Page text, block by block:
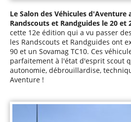
Le Salon des Véhicules d'Aventure
Randscouts et Randguides le 20 et
cette 12e édition qui a vu passer
les Randscouts et Randguides ont
90 et un Sovamag TC10. Ces
parfaitement à l'état d'esprit scout
autonomie, débrouillardise,
Aventure !